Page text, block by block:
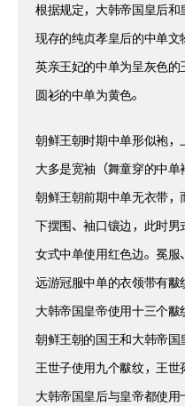
根据规定，大韩帝国皇后和
现存的纯贞孝皇后的中单文
英亲王妃的中单为呈灰色的
圆衫的中单为黄色。
朝鲜王朝时期中单形似袍，
大多是宽袖（舞童穿的中单
朝鲜王朝前期中单无衣带，
下摆围、袖口镶边，此时男
女式中单使用红色边。冕服
远游冠服中单的衣领带有黻
大韩帝国皇帝使用十三个黻
朝鲜王朝的国王和大韩帝国
王世子使用九个黻纹，王世
大韩帝国皇后与皇帝都使用